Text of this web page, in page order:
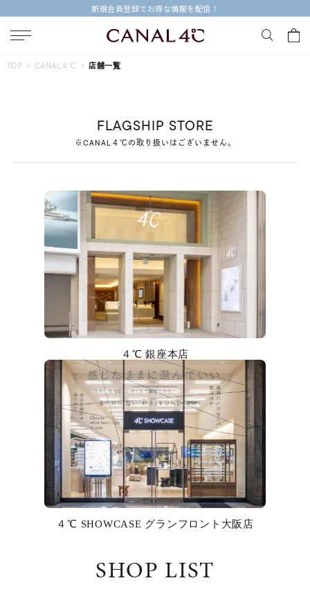
新規会員登録でお得な情報を配信！
#ペア #ダイヤモンド ネックレス
#エタニティ #くまのプーさん
すべてのジュエリー
ファッションテイスト
着用シーン
TOP CANAL４℃ 店舗一覧
FLAGSHIP STORE
※CANAL４℃の取り扱いはございません。
４℃ 銀座本店
４℃ SHOWCASE グランフロント大阪店
SHOP LIST